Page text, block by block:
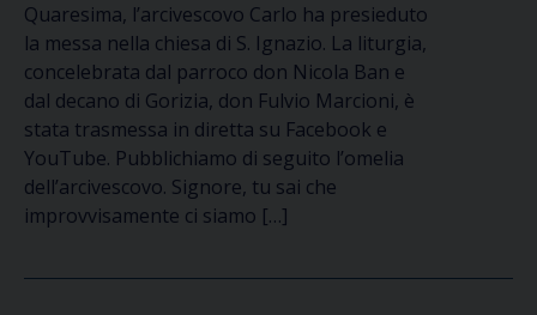
Quaresima, l’arcivescovo Carlo ha presieduto
la messa nella chiesa di S. Ignazio. La liturgia,
concelebrata dal parroco don Nicola Ban e
dal decano di Gorizia, don Fulvio Marcioni, è
stata trasmessa in diretta su Facebook e
YouTube. Pubblichiamo di seguito l’omelia
dell’arcivescovo. Signore, tu sai che
improvvisamente ci siamo […]